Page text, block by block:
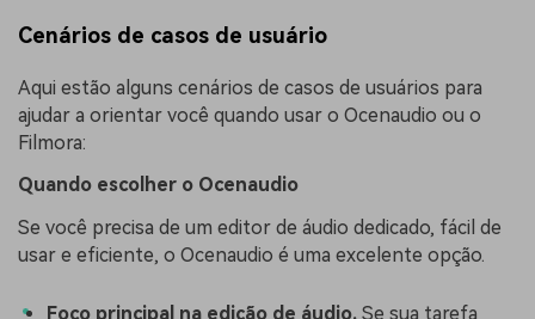
Cenários de casos de usuário
Aqui estão alguns cenários de casos de usuários para
ajudar a orientar você quando usar o Ocenaudio ou o
Filmora:
Quando escolher o Ocenaudio
Se você precisa de um editor de áudio dedicado, fácil de
usar e eficiente, o Ocenaudio é uma excelente opção.
Foco principal na edição de áudio. Se sua tarefa